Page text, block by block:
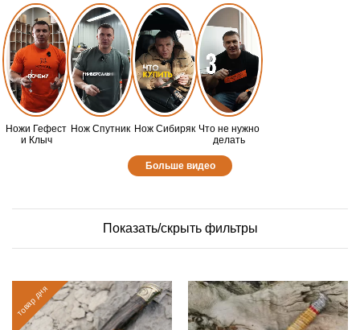
Ножи Гефест
и Клыч
Нож Спутник Нож Сибиряк Что не нужно
делать
Больше видео
Показать/скрыть фильтры
товар дня